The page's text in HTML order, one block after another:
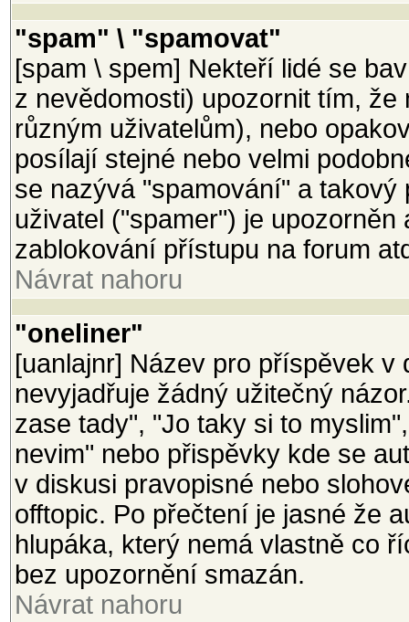
"spam" \ "spamovat"
[spam \ spem] Nekteří lidé se
z nevědomosti) upozornit tím,
různým uživatelům), nebo
posílají stejné nebo velmi
se nazývá "spamování" a
uživatel ("spamer") je
zablokování přístupu na forum
Návrat nahoru
"oneliner"
[uanlajnr] Název pro příspěvek
nevyjadřuje žádný užitečný
zase tady", "Jo taky si to
nevim" nebo přispěvky kde se
v diskusi pravopisné nebo
offtopic. Po přečtení je jasné že
hlupáka, který nemá vlastně co
bez upozornění smazán.
Návrat nahoru